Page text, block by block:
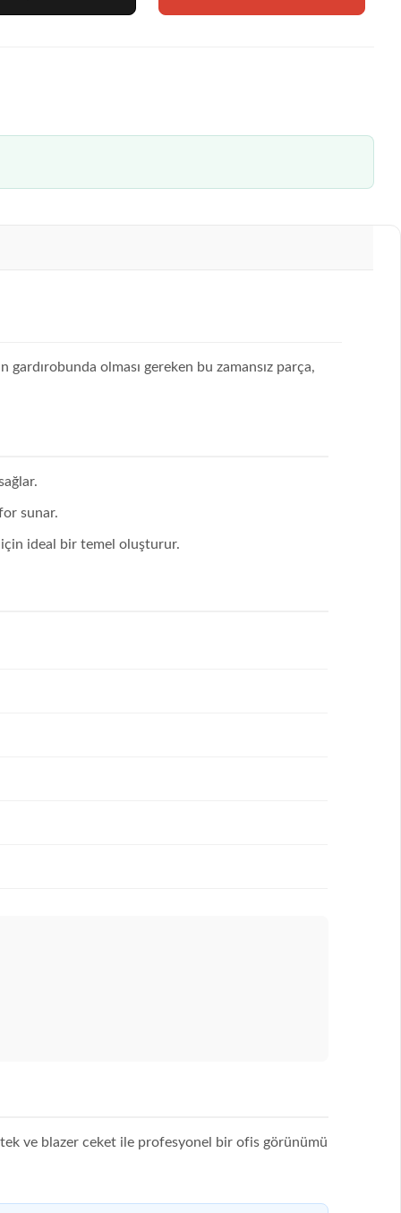
olması gereken bu zamansız parça,
sunar.
için ideal bir temel oluşturur.
ve blazer ceket ile profesyonel bir ofis görünümü